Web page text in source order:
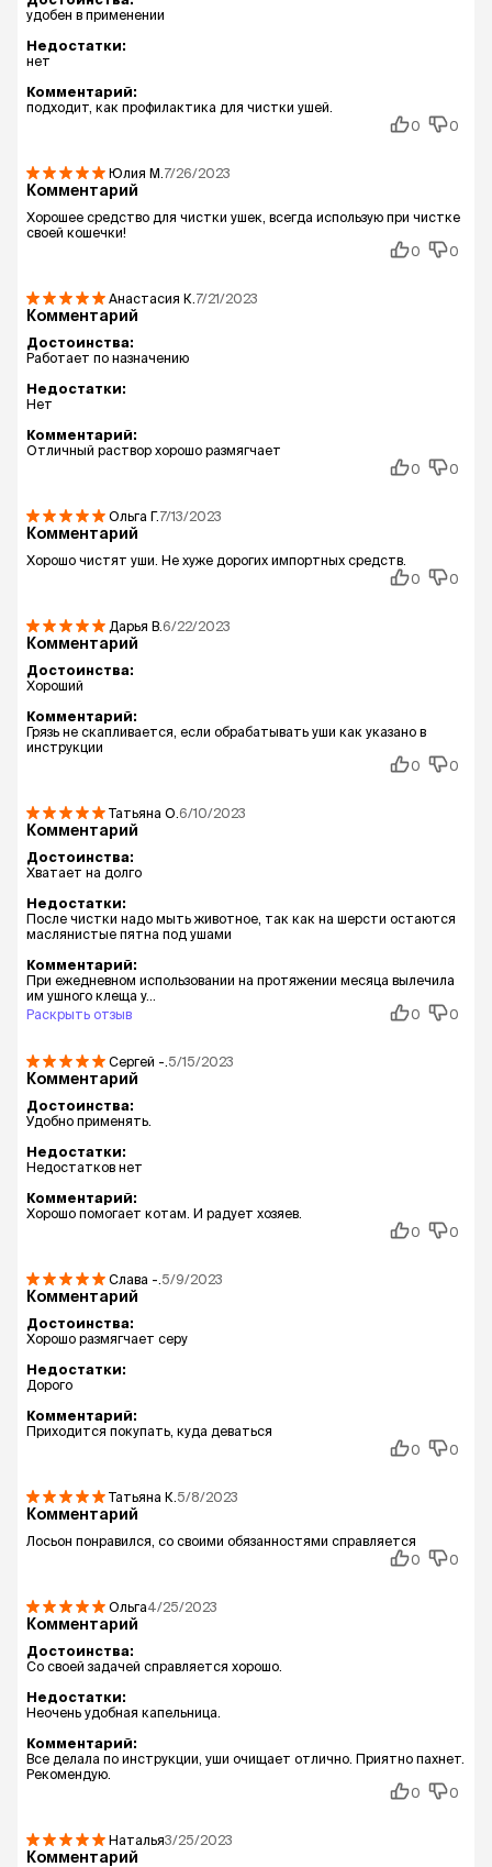
удобен в применении
Недостатки:
нет
Комментарий:
подходит, как профилактика для чистки ушей.
0
0
Юлия М. 7/26/2023
Комментарий
Хорошее средство для чистки ушек, всегда использую при чистке
своей кошечки!
0
0
Анастасия К. 7/21/2023
Комментарий
Достоинства:
Работает по назначению
Недостатки:
Нет
Комментарий:
Отличный раствор хорошо размягчает
0
0
Ольга Г.7/13/2023
Комментарий
Хорошо чистят уши. Не хуже дорогих импортных средств.
0
0
Дарья В. 6/22/2023
Комментарий
Достоинства:
Хороший
Комментарий:
Грязь не скапливается, если обрабатывать уши как указано в
инструкции
0
0
Татьяна О. 6/10/2023
Комментарий
Достоинства:
Хватает на долго
Недостатки:
После чистки надо мыть животное, так как на шерсти остаются
маслянистые пятна под ушами
Комментарий:
При ежедневном использовании на протяжении месяца вылечила
им ушного клеща у...
Раскрыть отзыв
0 0
Сергей -. 5/15/2023
Комментарий
Достоинства:
Удобно применять.
Недостатки:
Недостатков нет
Комментарий:
Хорошо помогает котам. И радует хозяев.
0
0
Слава -. 5/9/2023
Комментарий
Достоинства:
Хорошо размягчает серу
Недостатки:
Дорого
Комментарий:
Приходится покупать, куда деваться
0
0
Татьяна К. 5/8/2023
Комментарий
Лосьон понравился, со своими обязанностями справляется
0
0
Ольга4/25/2023
Комментарий
Достоинства:
Со своей задачей справляется хорошо.
Недостатки:
Неочень удобная капельница.
Комментарий:
Все делала по инструкции, уши очищает отлично. Приятно пахнет.
Рекомендую.
0
0
Наталья3/25/2023
Комментарий